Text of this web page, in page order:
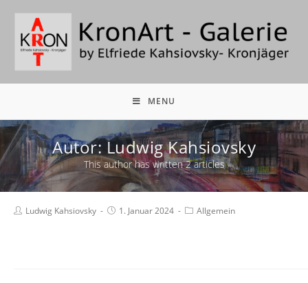
MENU
Autor:Ludwig Kahsiovsky
This author has written 2 articles
Ludwig Kahsiovsky 1. Januar 2024 Allgemein